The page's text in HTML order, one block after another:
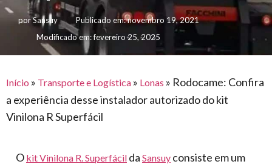
premiações
eventos
para
o
agronegócio
feira
toldos
offshore
construção
civil
piscinas
mercado
automotivo
calçados,
e logística
armazenagem
lonas
porSansuy Publicado em:novembro 19, 2021
Modificado em: fevereiro 25, 2025
Início » Transporte e Logística » Lonas » Rodocame: Confira
a experiência desse instalador autorizado do kit
Vinilona R Superfácil
O kit Vinilona R. Superfácil da Sansuy consiste em um